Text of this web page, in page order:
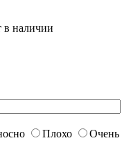
в наличии
Плохо
Очень